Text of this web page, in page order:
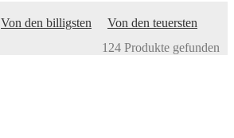
Von den billigsten
Von den teuersten
124 Produkte gefunden